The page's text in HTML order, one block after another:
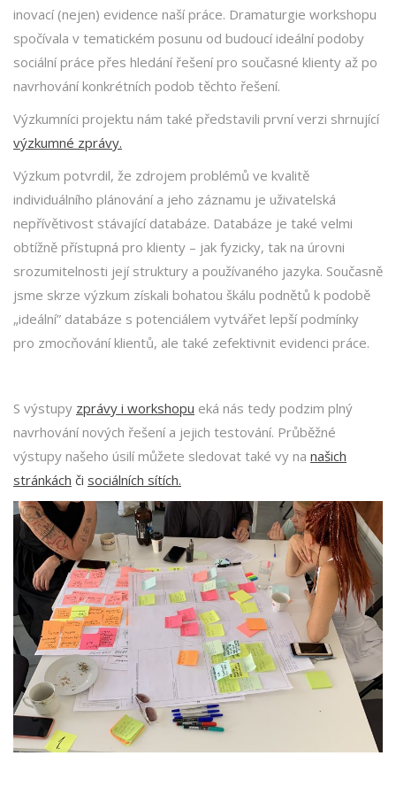
inovací (nejen) evidence naší práce. Dramaturgie workshopu
spočívala v tematickém posunu od budoucí ideální podoby
sociální práce přes hledání řešení pro současné klienty až po
navrhování konkrétních podob těchto řešení.
Výzkumníci projektu nám také představili první verzi shrnující
výzkumné zprávy.
Výzkum potvrdil, že zdrojem problémů ve kvalitě
individuálního plánování a jeho záznamu je uživatelská
nepřívětivost stávající databáze. Databáze je také velmi
obtížně přístupná pro klienty – jak fyzicky, tak na úrovni
srozumitelnosti její struktury a používaného jazyka. Současně
jsme skrze výzkum získali bohatou škálu podnětů k podobě
„ideální” databáze s potenciálem vytvářet lepší podmínky
pro zmocňování klientů, ale také zefektivnit evidenci práce.
S výstupy zprávy i workshopu eká nás tedy podzim plný
navrhování nových řešení a jejich testování. Průběžné
výstupy našeho úsilí můžete sledovat také vy na našich
stránkách či sociálních sítích.